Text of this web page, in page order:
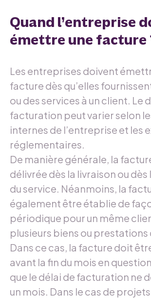
Quand l’entreprise
émettre une facture
Les entreprises doivent
facture dès qu’elles
ou des services à un client. Le
facturation peut varier selon
internes de l’entreprise et les
réglementaires.
De manière générale, la
délivrée dès la livraison ou
du service. Néanmoins, la
également être établie de
périodique pour un même
plusieurs biens ou prestations
Dans ce cas, la facture doit
avant la fin du mois en
que le délai de facturation ne
un mois. Dans le cas de